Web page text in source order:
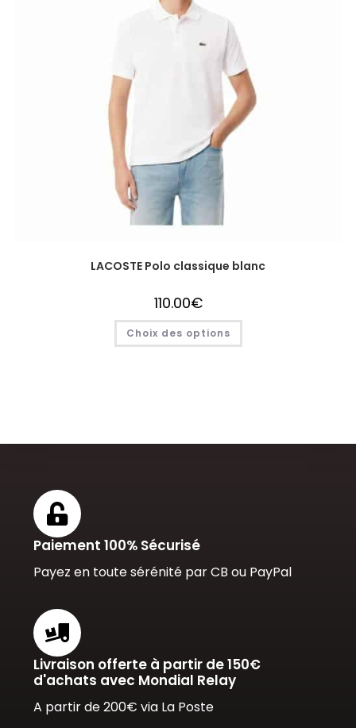
LACOSTE Polo classique blanc
110.00€
Choix des options
Paiement 100% Sécurisé
Payez en toute sérénité par CB ou PayPal
Livraison offerte à partir de 150€
d'achats avec Mondial Relay
A partir de 200€ via La Poste